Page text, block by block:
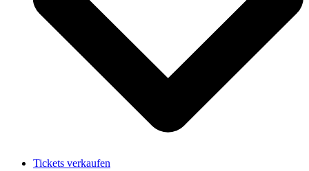
Tickets verkaufen